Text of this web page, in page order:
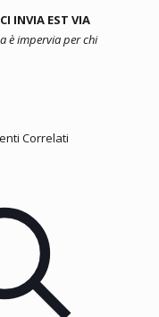
INVIA EST VIA
è impervia per chi
Correlati